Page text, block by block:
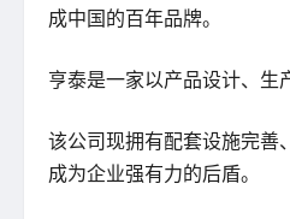
成中国的百年品牌。
亨泰是一家以产品设计、生
该公司现拥有配套设施完善
成为企业强有力的后盾。